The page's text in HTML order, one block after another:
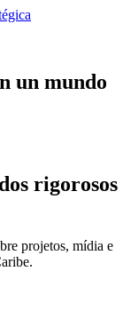
un mundo
rigorosos
projetos, mídia e